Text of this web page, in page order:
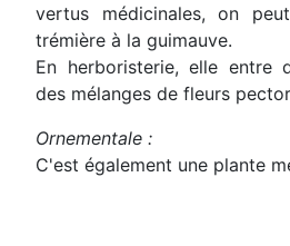
vertus médicinales, on
trémière à la guimauve.
En herboristerie, elle entre
des mélanges de fleurs
Ornementale :
C'est également une plante